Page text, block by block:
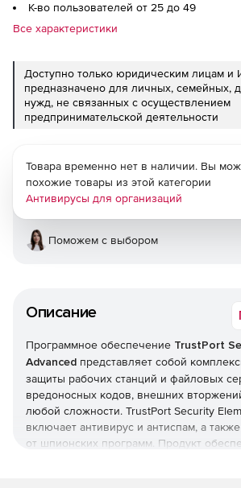
К-во пользователей от 25 до 49
Все характеристики
Доступно только юридическим лицам и
предназначено для личных, семейных,
нужд, не связанных с осуществлением
предпринимательской деятельности
Описание
Программное обеспечение TrustPort
Advanced представляет собой
защиты рабочих станций и файловых
вредоносных кодов, внешних
любой сложности. TrustPort Security
включает антивирус и антиспам, а
от шпионских программ. Продукт
Товара временно нет в наличии. Вы
похожие товары из этой категории
Антивирусы для организаций
Поможем с выбором